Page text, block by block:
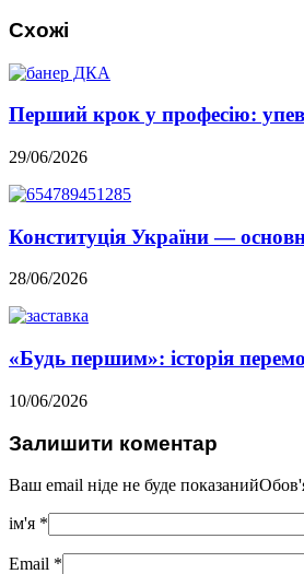
Схожі
Перший крок у професію:
29/06/2026
Конституція України —
28/06/2026
«Будь першим»: історія
10/06/2026
Залишити коментар
Ваш email ніде не буде
ім'я *
Email *